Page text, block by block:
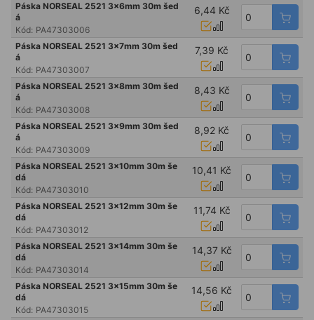
Páska NORSEAL 2521 3x6mm 30m šed
á
Kód: PA47303006
6,44 Kč
Páska NORSEAL 2521 3x7mm 30m šed
á
Kód: PA47303007
7,39 Kč
Páska NORSEAL 2521 3x8mm 30m šed
á
Kód: PA47303008
8,43 Kč
Páska NORSEAL 2521 3x9mm 30m šed
á
Kód: PA47303009
8,92 Kč
Páska NORSEAL 2521 3x10mm 30m še
dá
Kód: PA47303010
10,41 Kč
Páska NORSEAL 2521 3x12mm 30m še
dá
Kód: PA47303012
11,74 Kč
Páska NORSEAL 2521 3x14mm 30m še
dá
Kód: PA47303014
14,37 Kč
Páska NORSEAL 2521 3x15mm 30m še
dá
Kód: PA47303015
14,56 Kč